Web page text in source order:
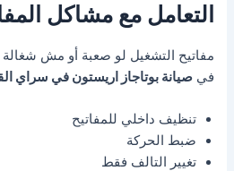
التعامل مع مشاكل
مفاتيح التشغيل لو صعبة أو مش
فيصيانة بوتاجاز اريستون في سراي القبة
تنظيف داخلي للمفاتيح
ضبط الحركة
تغيير التالف فقط